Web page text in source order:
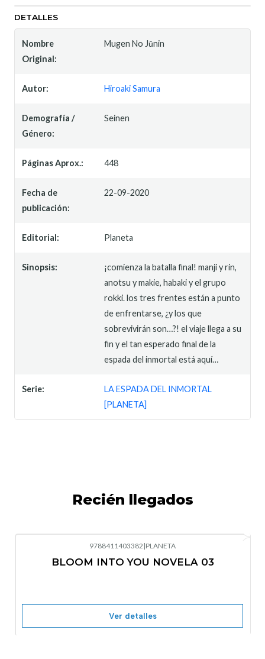
DETALLES
Nombre
Original:
Mugen No Jūnin
Autor: Hiroaki Samura
Demografía /
Género:
Seinen
Páginas Aprox.: 448
Fecha de
publicación:
22-09-2020
Editorial: Planeta
Sinopsis:
¡comienza la batalla final! manji y rin,
anotsu y makie, habaki y el grupo
rokki. los tres frentes están a punto
de enfrentarse, ¿y los que
sobrevivirán son…?! el viaje llega a su
fin y el tan esperado final de la
espada del inmortal está aquí…
Serie:
LA ESPADA DEL INMORTAL
[PLANETA]
Recién llegados
Nuevo
9788411403382 |PLANETA
BLOOM INTO YOU NOVELA 03
Ver detalles